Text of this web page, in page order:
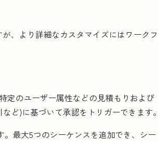
、より詳細なカスタマイズにはワークフ
定のユーザー属性などの見積もりおよび
ど)に基づいて承認をトリガーできます。
。最大5つのシーケンスを追加でき、シー